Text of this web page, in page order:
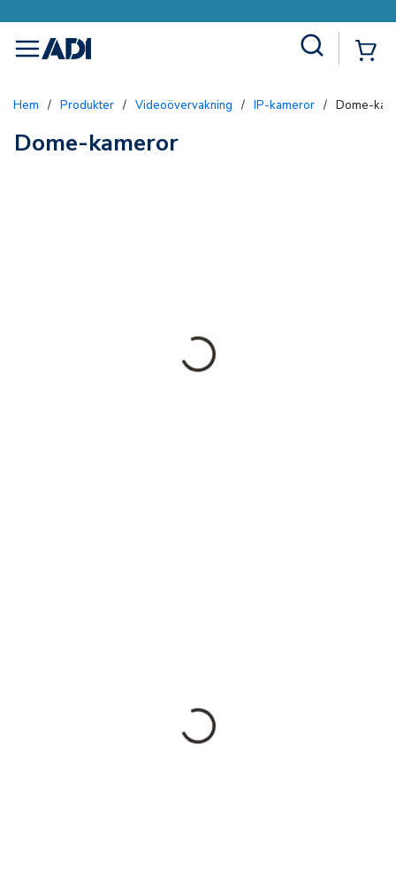
menu
Hem / Produkter / Videoövervakning / IP-kameror / Dome-
Dome-kameror